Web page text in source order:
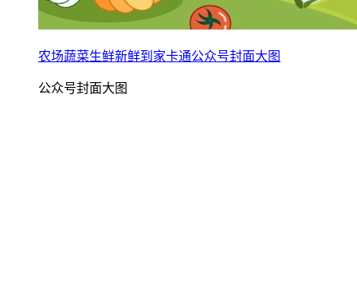
农场蔬菜生鲜新鲜到家卡通公众号封面大图
公众号封面大图